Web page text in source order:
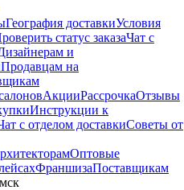
География доставкиУсловия
статус заказаЧат с
и
Продавцам на
АкцииРассрочкаОтзывы
Инструкции к
с отделом доставкиСоветы от
Оптовые
ФраншизаПоставщикам